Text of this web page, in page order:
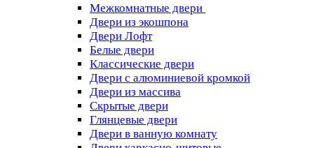
Межкомнатные двери
Двери из экошпона
Двери Лофт
Белые двери
Классические двери
Двери с алюминиевой кромкой
Двери из массива
Скрытые двери
Глянцевые двери
Двери в ванную комнату